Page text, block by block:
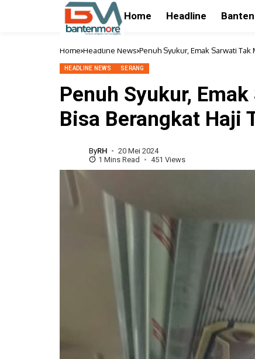
Home Headline Banten
Home Headline News Penuh Syukur, Emak Sarwati
HEADLINE NEWS SERANG
Penuh Syukur,
Bisa Berangkat Haji
ByRH
20 Mei 2024
1 Mins Read
451 Views